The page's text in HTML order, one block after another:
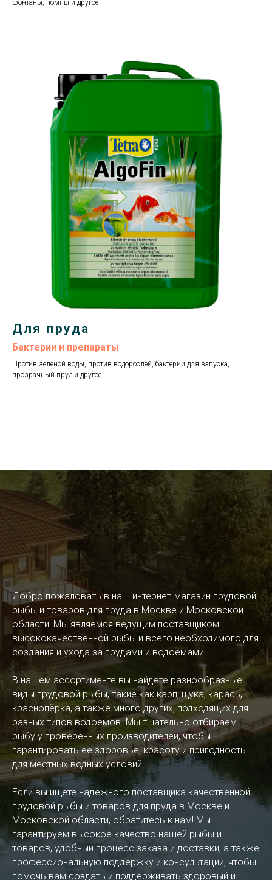
фонтаны, помпы и другое
Для пруда
Бактерии и препараты
Против зеленой воды, против водорослей, бактерии для запуска,
прозрачный пруд и другое
Добро пожаловать в наш интернет-магазин прудовой
рыбы и товаров для пруда в Москве и Московской
области! Мы являемся ведущим поставщиком
высококачественной рыбы и всего необходимого для
создания и ухода за прудами и водоемами.
В нашем ассортименте вы найдете разнообразные
виды прудовой рыбы, такие как карп, щука, карась,
краснопёрка, а также много других, подходящих для
разных типов водоемов. Мы тщательно отбираем
рыбу у проверенных производителей, чтобы
гарантировать ее здоровье, красоту и пригодность
для местных водных условий.
Если вы ищете надежного поставщика качественной
прудовой рыбы и товаров для пруда в Москве и
Московской области, обратитесь к нам! Мы
гарантируем высокое качество нашей рыбы и
товаров, удобный процесс заказа и доставки, а также
профессиональную поддержку и консультации, чтобы
помочь вам создать и поддерживать здоровый и